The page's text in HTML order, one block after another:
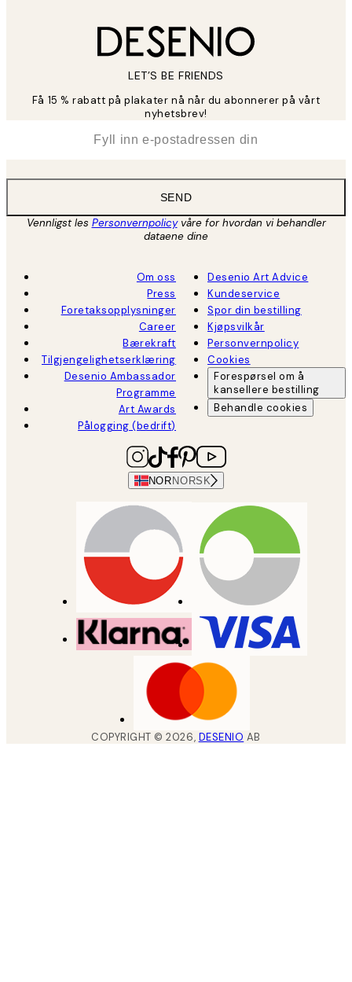
LET’S BE FRIENDS
Få 15 % rabatt på plakater nå når du abonnerer på vårt
nyhetsbrev!
SEND
Vennligst les Personvernpolicyvåre for hvordan vi behandler
dataene dine
Om oss
Press
Foretaksopplysninger
Career
Bærekraft
Tilgjengelighetserklæring
Desenio Ambassador
Programme
Art Awards
Pålogging (bedrift)
Desenio Art Advice
Kundeservice
Spor din bestilling
Kjøpsvilkår
Personvernpolicy
Cookies
Forespørsel om å
kansellere bestilling
Behandle cookies
NOR NORSK
COPYRIGHT ©2026, DESENIO AB